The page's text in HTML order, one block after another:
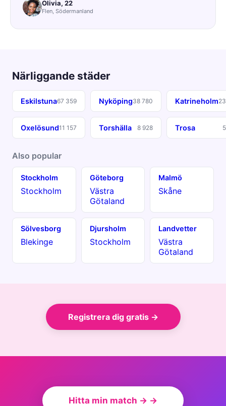
Olivia, 22
Flen, Södermanland
Närliggande städer
Eskilstuna67 359 Nyköping38 780 Katrineholm
Oxelösund11 157 Torshälla 8 928 Trosa
Also popular
Stockholm
Stockholm
Göteborg
Västra
Götaland
Malmö
Skåne
Sölvesborg
Blekinge
Djursholm
Stockholm
Landvetter
Västra
Götaland
Registrera dig gratis →
Hitta min match → →